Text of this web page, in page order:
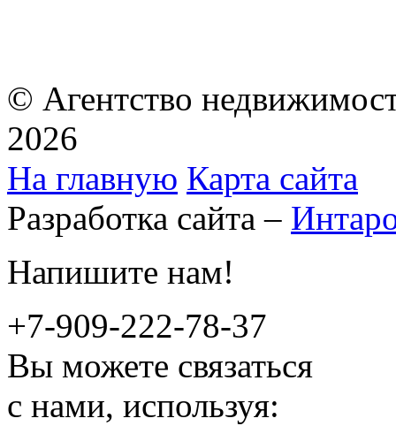
© Агентство
2026
На главную Карта сайта
Разработка сайта –
Напишите нам!
+7-909-222-78-37
Вы можете связаться
с нами, используя: